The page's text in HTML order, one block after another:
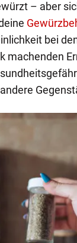
– aber
bei
machenden